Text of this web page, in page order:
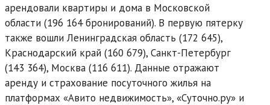
арендовали квартиры и дома в Московской
области (196 164 бронирований). В первую пятерку
также вошли Ленинградская область (172 645),
Краснодарский край (160 679), Санкт-Петербург
(143 364), Москва (116 611). Данные отражают
аренду и страхование посуточного жилья на
платформах «Авито недвижимость», «Суточно.ру» и